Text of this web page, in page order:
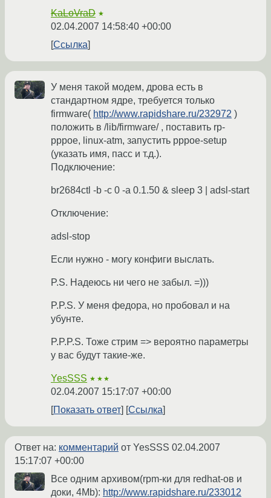
KaLoVraD ★
02.04.2007 14:58:40 +00:00
Ссылка
У меня такой модем, дрова есть в
стандартном ядре, требуется только
firmware( http://www.rapidshare.ru/232972 )
положить в /lib/firmware/ , поставить rp-
pppoe, linux-atm, запустить pppoe-setup
(указать имя, пасс и т.д.).
Подключение:
br2684ctl -b -c 0 -a 0.1.50 & sleep 3 | adsl-start
Отключение:
adsl-stop
Если нужно - могу конфиги выслать.
P.S. Надеюсь ни чего не забыл. =)))
P.P.S. У меня федора, но пробовал и на
убунте.
P.P.P.S. Тоже стрим => вероятно параметры
у вас будут такие-же.
YesSSS ★★★
02.04.2007 15:17:07 +00:00
Показать ответ
Ссылка
Ответ на: комментарий от YesSSS 02.04.2007
15:17:07 +00:00
Все одним архивом(rpm-ки для redhat-ов и
доки, 4Mb): http://www.rapidshare.ru/233012